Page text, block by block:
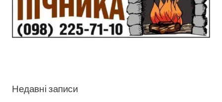
Недавні записи